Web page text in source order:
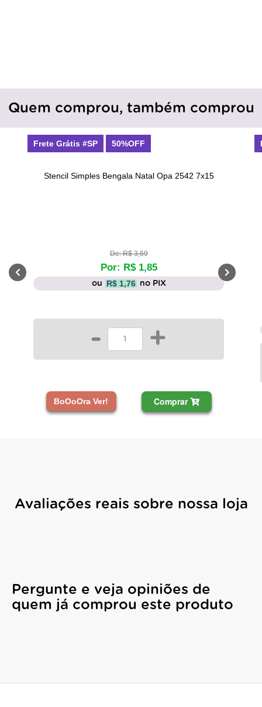
Quem comprou, também comprou
Stencil Simples Bengala Natal Opa 2542 7x15
De: R$ 3,69
Por: R$ 1,85
ou R$ 1,76 no PIX
- +
BoOoOra Ver! Comprar
Frete Grátis #SP 50%OFF
Avaliações reais sobre nossa loja
Pergunte e veja opiniões de
quem já comprou este produto